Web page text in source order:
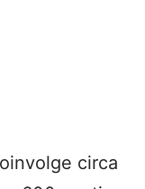
circa